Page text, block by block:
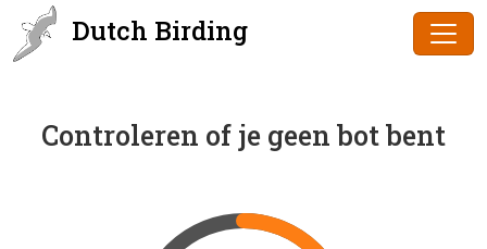
Dutch Birding
Controleren of je geen bot bent